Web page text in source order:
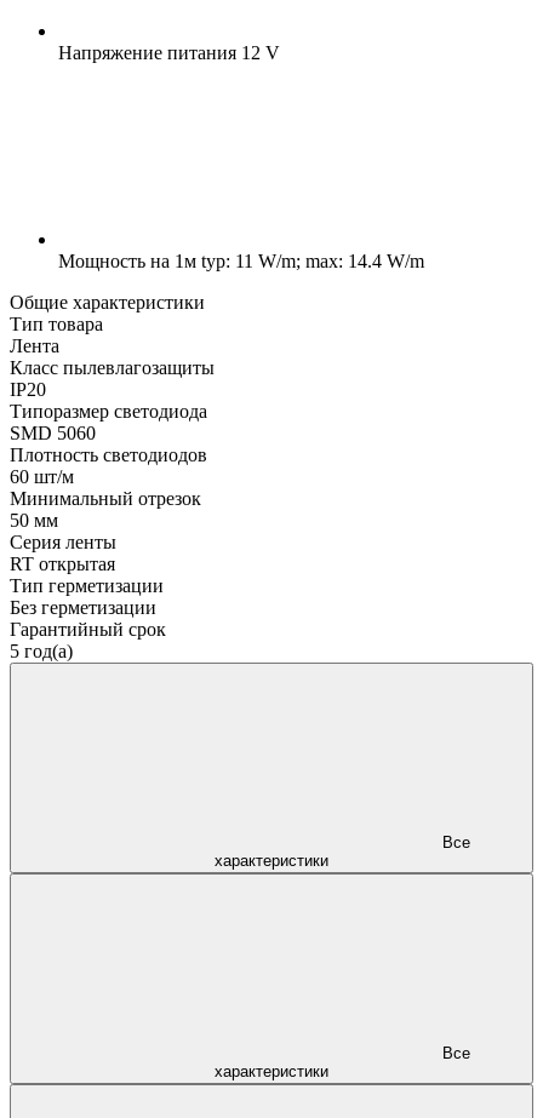
Напряжение питания 12 V
Мощность на 1м typ: 11 W/m; max: 14.4 W/m
Общие характеристики
Тип товара
Лента
Класс пылевлагозащиты
IP20
Типоразмер светодиода
SMD 5060
Плотность светодиодов
60 шт/м
Минимальный отрезок
50 мм
Серия ленты
RT открытая
Тип герметизации
Без герметизации
Гарантийный срок
5 год(а)
характеристики
характеристики